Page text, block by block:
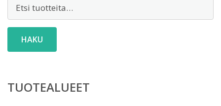
HAKU
TUOTEALUEET